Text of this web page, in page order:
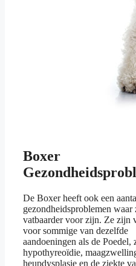
Boxer
De Boxer heeft ook een
gezondheidsproblemen waar
vatbaarder voor zijn. Ze zijn
voor sommige van dezelfde
aandoeningen als de Poedel,
hypothyreoïdie,
heupdysplasie en de ziekte